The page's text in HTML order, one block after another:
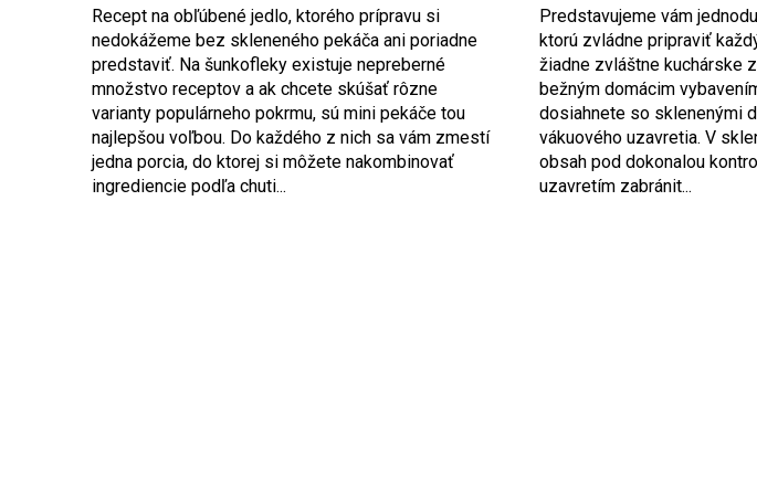
Recept na obľúbené jedlo, ktorého prípravu si
nedokážeme bez skleneného pekáča ani poriadne
predstaviť. Na šunkofleky existuje nepreberné
množstvo receptov a ak chcete skúšať rôzne
varianty populárneho pokrmu, sú mini pekáče tou
najlepšou voľbou. Do každého z nich sa vám zmestí
jedna porcia, do ktorej si môžete nakombinovať
ingrediencie podľa chuti...
Predstavujeme vám
ktorú zvládne pripraviť
žiadne zvláštne kuchárske
bežným domácim
dosiahnete so sklenenými
vákuového uzavretia. V
obsah pod dokonalou
uzavretím zabránit...